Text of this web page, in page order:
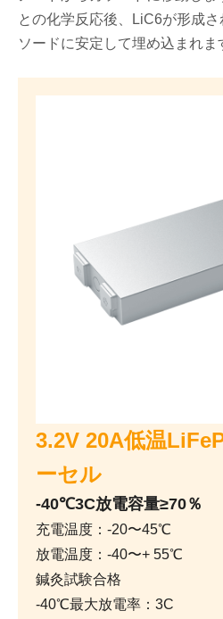
との化学反応後、LiC6が形成
ソードに安定して埋め込まれま
3.2V 20A低温
ーセル
-40℃3C放電容量≥70％
充電温度：-20〜45℃
放電温度：-40〜+ 55℃
鍼灸試験合格
-40℃最大放電率：3C